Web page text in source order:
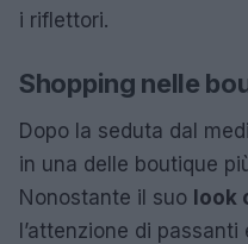
i riflettori.
Shopping nelle
Dopo la seduta dal
in una delle boutique
Nonostante il suo look
l’attenzione di